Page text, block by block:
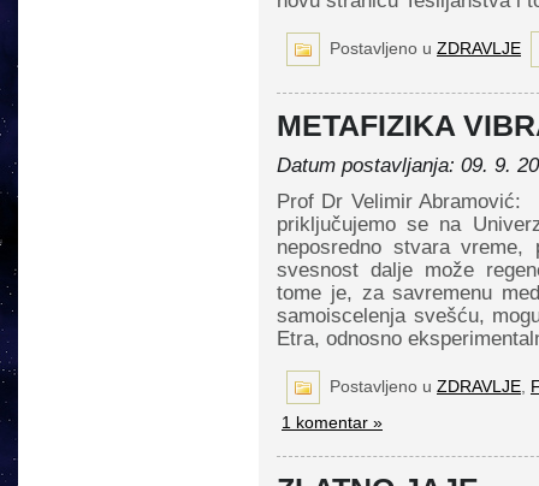
Postavljeno u ZDRAVLJE
METAFIZIKA
Datum postavljanja: 09. 9.
Prof Dr Velimir
priključujemo se na
neposredno stvara
svesnost dalje može
tome je, za savremenu
samoiscelenja svešću,
Etra, odnosno
Postavljeno u ZDRAVLJE
1 komentar »